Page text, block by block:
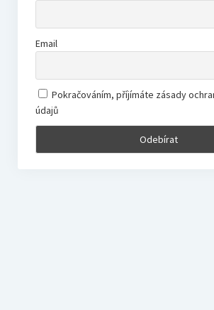
Email
Pokračováním, příjímáte zásady
údajů